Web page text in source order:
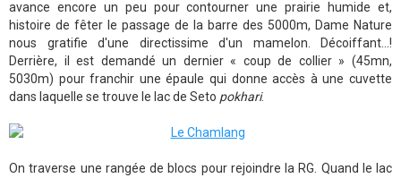
avance encore un peu pour contourner une prairie humide et,
histoire de fêter le passage de la barre des 5000m, Dame Nature
nous gratifie d'une directissime d'un mamelon. Décoiffant...!
Derrière, il est demandé un dernier « coup de collier » (45mn,
5030m) pour franchir une épaule qui donne accès à une cuvette
dans laquelle se trouve le lac de Seto pokhari.
On traverse une rangée de blocs pour rejoindre la RG. Quand le lac